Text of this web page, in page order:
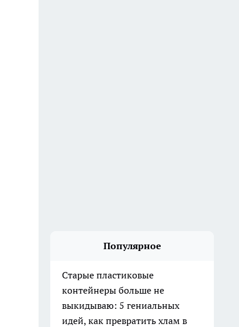
Популярное
Старые пластиковые
контейнеры больше не
выкидываю: 5 гениальных
идей, как превратить хлам в